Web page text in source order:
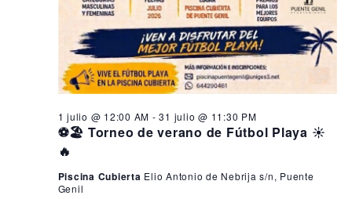
⚽🏖️ Torneo de verano de Fútbol Playa ☀️
🔥
1 julio @ 12:00 AM -31 julio @ 11:30 PM
Piscina Cubierta Elio Antonio de Nebrija s/n, Puente
Genil